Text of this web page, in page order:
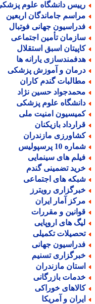
دانشگاه علوم پزشکی
جاماندگان اربعین
جهانی فوتبال
تأمین اجتماعی
اسبق استقلال
یارانه ها
و آموزش پزشکی
گندم کاران
حسین نژاد
علوم پزشکی
امنیت ملی
بازیکنان
مازندران
10 پرسپولیس
های سینمایی
تضمینی گندم
های اجتماعی
رویترز
آمار ایران
و مقررات
های اروپایی
تکمیلی
جهانی
تسنیم
مازندران
بازرگانی
خوراکی
و آمریکا